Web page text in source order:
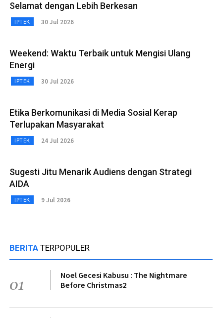
Selamat dengan Lebih Berkesan
IPTEK 30 Jul 2026
Weekend: Waktu Terbaik untuk Mengisi Ulang
Energi
IPTEK 30 Jul 2026
Etika Berkomunikasi di Media Sosial Kerap
Terlupakan Masyarakat
IPTEK 24 Jul 2026
Sugesti Jitu Menarik Audiens dengan Strategi
AIDA
IPTEK 9 Jul 2026
BERITA TERPOPULER
01
Noel Gecesi Kabusu : The Nightmare
Before Christmas2